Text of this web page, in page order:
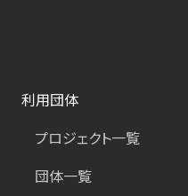
利用団体
プロジェクト一覧
団体一覧